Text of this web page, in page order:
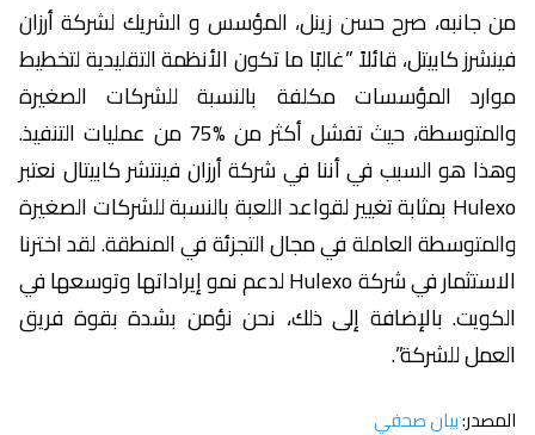
من جانبه، صرح حسن زينل، المؤسس و الشريك لشركة أرزان
فينشرز كابيتل، قائلاً ”غالبًا ما تكون الأنظمة التقليدية لتخطيط
موارد المؤسسات مكلفة بالنسبة للشركات الصغيرة
والمتوسطة، حيث تفشل أكثر من %75 من عمليات التنفيذ.
وهذا هو السبب في أننا في شركة أرزان فينتشر كابيتال نعتبر
Hulexo بمثابة تغيير لقواعد اللعبة بالنسبة للشركات الصغيرة
والمتوسطة العاملة في مجال التجزئة في المنطقة. لقد اخترنا
الاستثمار في شركة Hulexo لدعم نمو إيراداتها وتوسعها في
الكويت. بالإضافة إلى ذلك، نحن نؤمن بشدة بقوة فريق
العمل للشركة”.
المصدر:بيان صحفي